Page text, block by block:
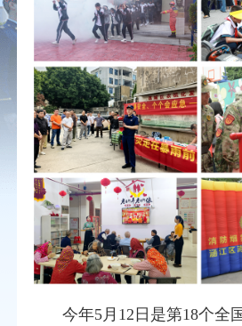
今年5月12日是第18个全